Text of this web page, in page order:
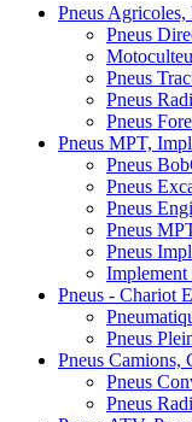
Pneus Agricoles,
Pneus
Pneus
Pneus
Pneus
Pneus MPT,
Pneus
Pneus
Pneus
Pneus
Pneus
Implement
Pneus - Chariot
Pneus
Pneus Camions,
Pneus
Pneus